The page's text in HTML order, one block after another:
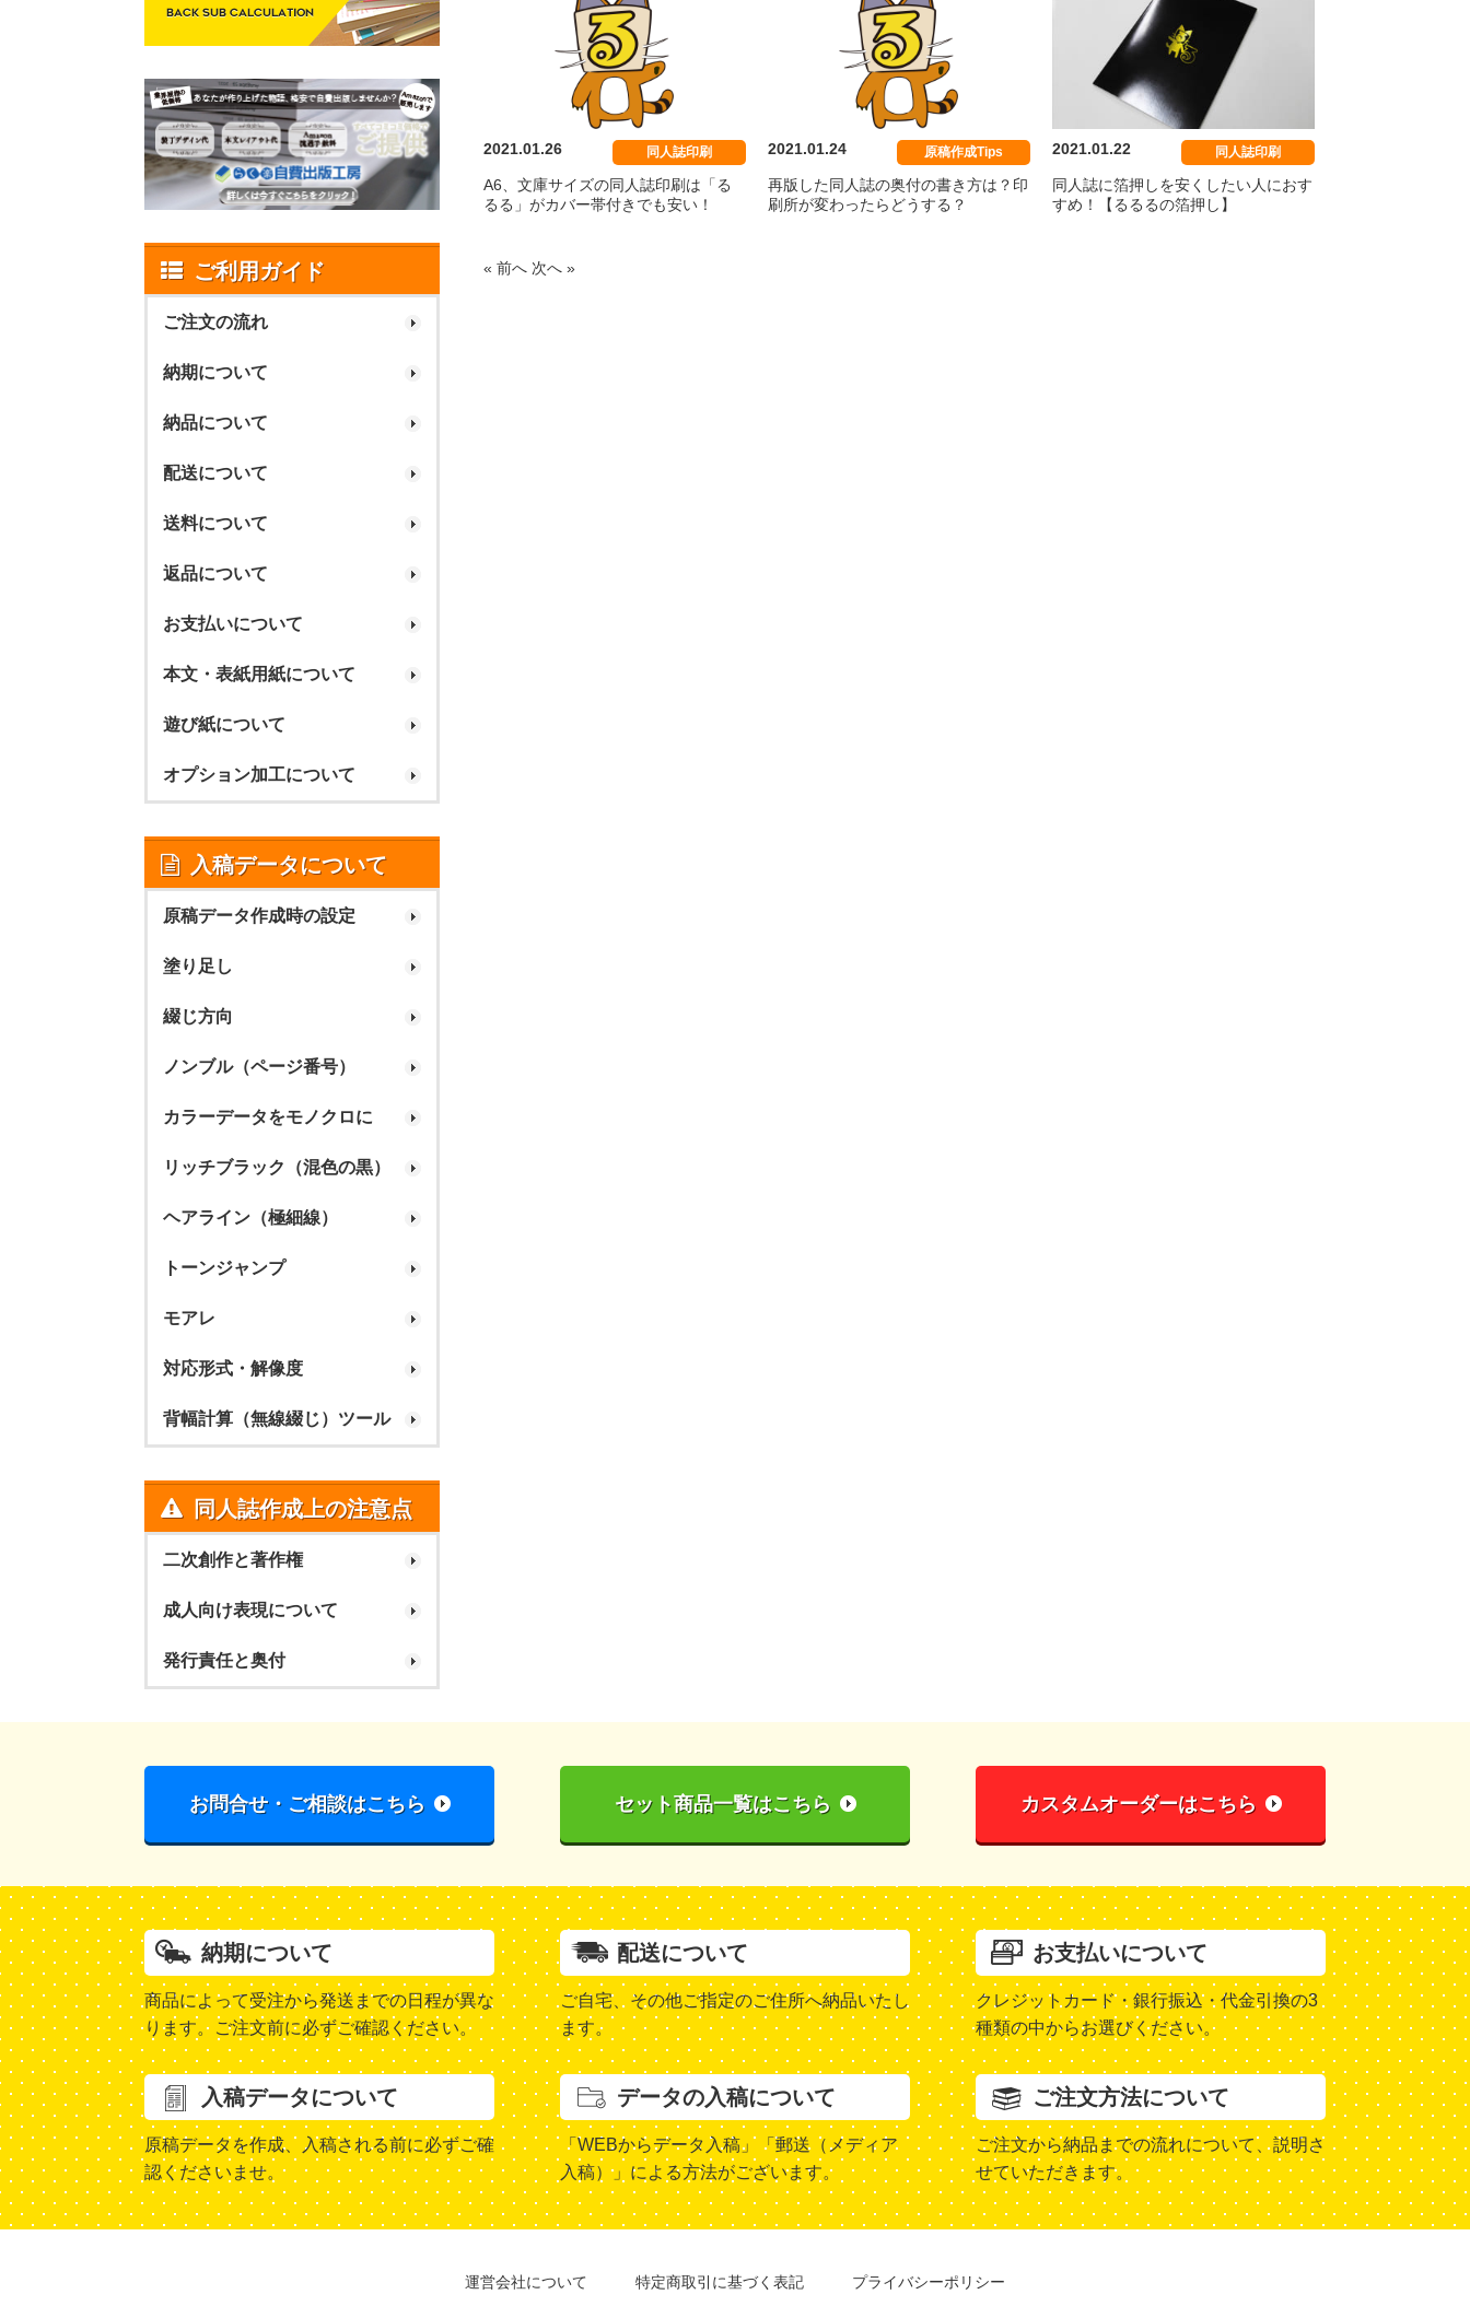
2021.01.26 同人誌印刷
A6、文庫サイズの同人誌印刷は「る
るる」がカバー帯付きでも安い！
2021.01.24 原稿作成Tips
再版した同人誌の奥付の書き方は？印
刷所が変わったらどうする？
2021.01.22 同人誌印刷
同人誌に箔押しを安くしたい人におす
すめ！【るるるの箔押し】
« 前へ 次へ »
ご利用ガイド
ご注文の流れ
納期について
納品について
配送について
送料について
返品について
お支払いについて
本文・表紙用紙について
遊び紙について
オプション加工について
入稿データについて
原稿データ作成時の設定
塗り足し
綴じ方向
ノンブル（ページ番号）
カラーデータをモノクロに
リッチブラック（混色の黒）
ヘアライン（極細線）
トーンジャンプ
モアレ
対応形式・解像度
背幅計算（無線綴じ）ツール
同人誌作成上の注意点
二次創作と著作権
成人向け表現について
発行責任と奥付
お問合せ・ご相談はこちら セット商品一覧はこちら カスタムオーダーはこちら
納期について
商品によって受注から発送までの日程が異な
ります。ご注文前に必ずご確認ください。
配送について
ご自宅、その他ご指定のご住所へ納品いたし
ます。
お支払いについて
クレジットカード・銀行振込・代金引換の3
種類の中からお選びください。
入稿データについて
原稿データを作成、入稿される前に必ずご確
認くださいませ。
データの入稿について
「WEBからデータ入稿」「郵送（メディア
入稿）」による方法がございます。
ご注文方法について
ご注文から納品までの流れについて、説明さ
せていただきます。
運営会社について 特定商取引に基づく表記 プライバシーポリシー